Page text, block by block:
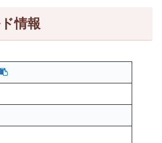
情報